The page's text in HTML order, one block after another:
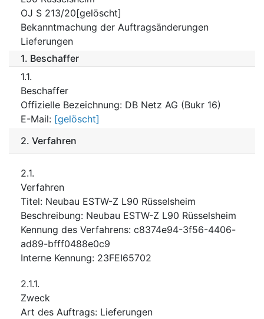
OJ S 213/20[gelöscht]
Bekanntmachung der Auftragsänderungen
Lieferungen
1. Beschaffer
1.1.
Beschaffer
Offizielle Bezeichnung: DB Netz AG (Bukr 16)
E-Mail: [gelöscht]
2. Verfahren
2.1.
Verfahren
Titel: Neubau ESTW-Z L90 Rüsselsheim
Beschreibung: Neubau ESTW-Z L90 Rüsselsheim
Kennung des Verfahrens: c8374e94-3f56-4406-
ad89-bfff0488e0c9
Interne Kennung: 23FEI65702
2.1.1.
Zweck
Art des Auftrags: Lieferungen